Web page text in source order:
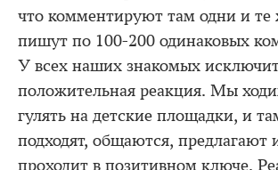
что комментируют там одни и
пишут по 100-200 одинаковых
У всех наших знакомых
положительная реакция. Мы
гулять на детские площадки, и
подходят, общаются, предлагают
проходит в позитивном ключе.